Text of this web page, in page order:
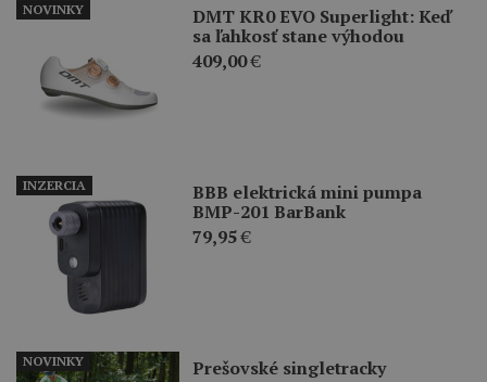
DMT KR0 EVO Superlight: Keď
sa ľahkosť stane výhodou
409,00€
NOVINKY
BBB elektrická mini pumpa
BMP-201 BarBank
79,95€
INZERCIA
Prešovské singletracky
NOVINKY